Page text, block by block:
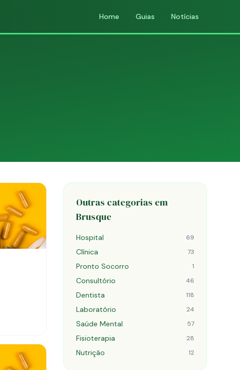
Home Guias Notícias
Outras categorias em
Brusque
Hospital 69
Clínica 73
Pronto Socorro 1
Consultório 46
Dentista 118
Laboratório 24
Saúde Mental 57
Fisioterapia 28
Nutrição 12